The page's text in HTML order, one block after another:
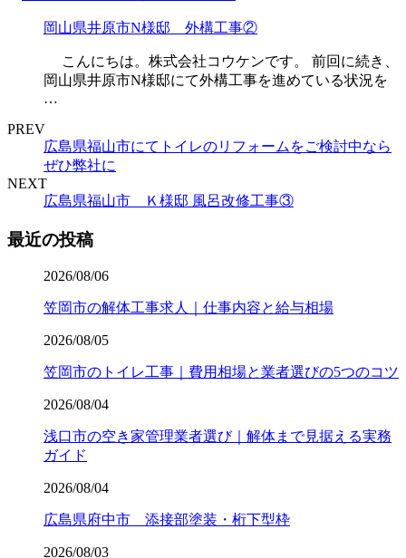
岡山県井原市N様邸 外構工事②
こんにちは。株式会社コウケンです。 前回に続き、
岡山県井原市N様邸にて外構工事を進めている状況を
…
PREV
広島県福山市にてトイレのリフォームをご検討中なら
ぜひ弊社に
NEXT
広島県福山市 Ｋ様邸 風呂改修工事③
最近の投稿
2026/08/06
笠岡市の解体工事求人｜仕事内容と給与相場
2026/08/05
笠岡市のトイレ工事｜費用相場と業者選びの5つのコツ
2026/08/04
浅口市の空き家管理業者選び｜解体まで見据える実務
ガイド
2026/08/04
広島県府中市 添接部塗装・桁下型枠
2026/08/03